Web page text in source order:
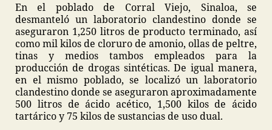
En el poblado de Corral Viejo, Sinaloa, se
desmanteló un laboratorio clandestino donde se
aseguraron 1,250 litros de producto terminado, así
como mil kilos de cloruro de amonio, ollas de peltre,
tinas y medios tambos empleados para la
producción de drogas sintéticas. De igual manera,
en el mismo poblado, se localizó un laboratorio
clandestino donde se aseguraron aproximadamente
500 litros de ácido acético, 1,500 kilos de ácido
tartárico y 75 kilos de sustancias de uso dual.